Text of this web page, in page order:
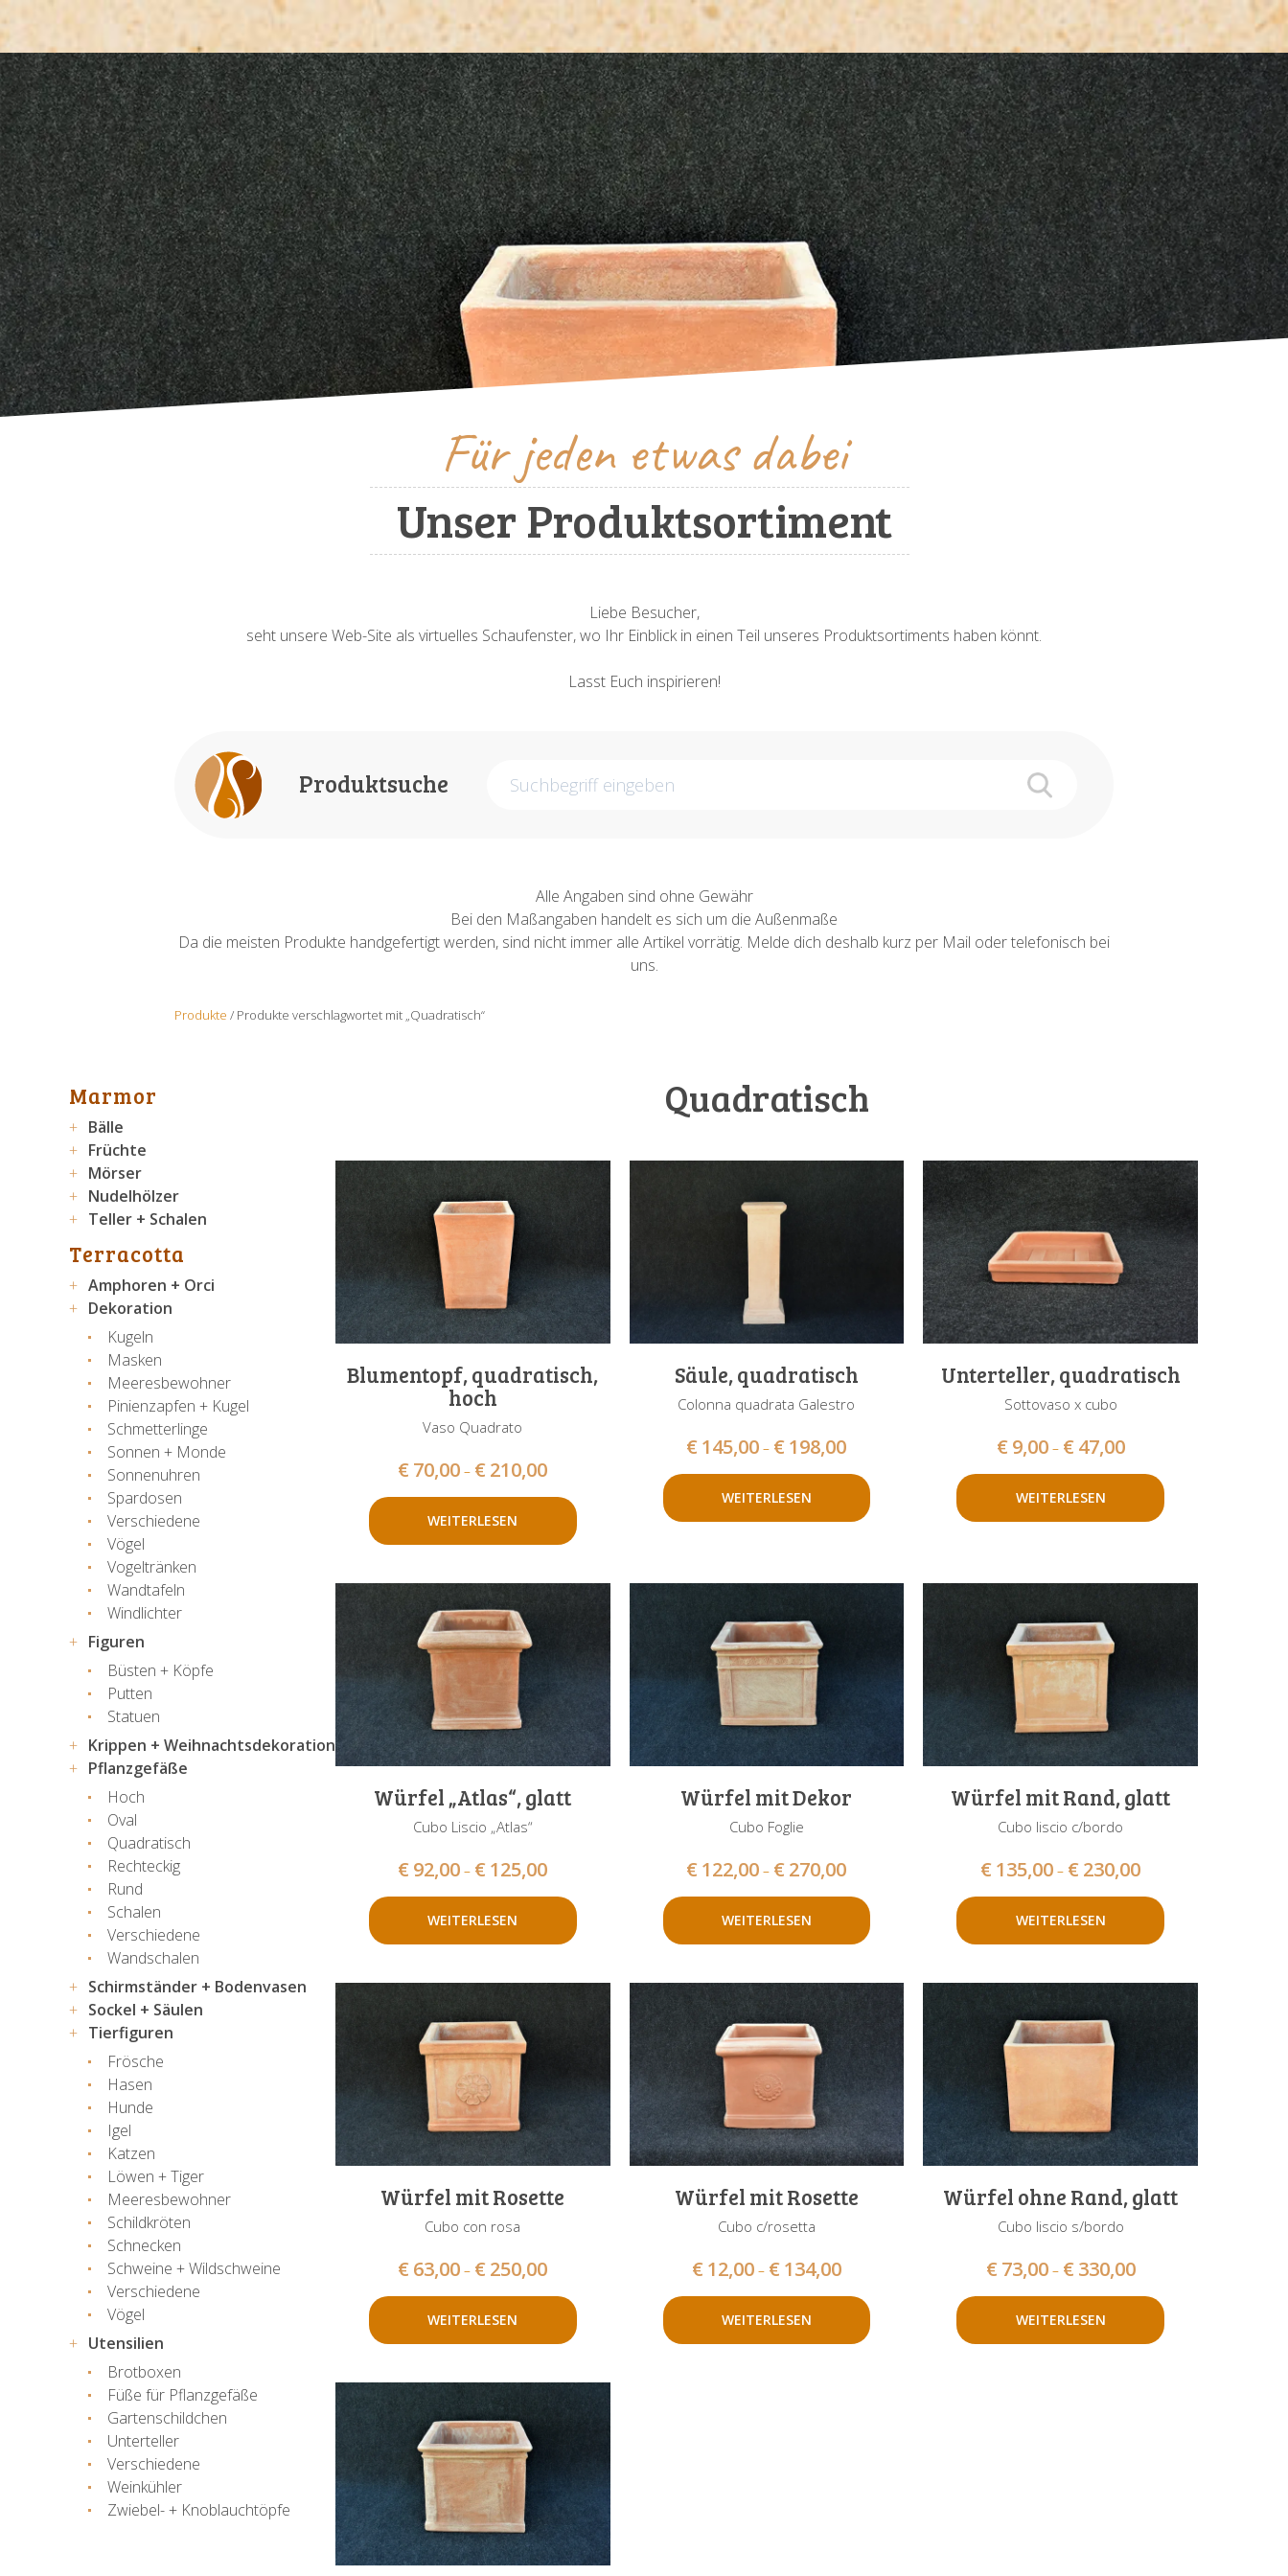
Für jeden etwas dabei
Unser Produktsortiment
Liebe Besucher,
seht unsere Web-Site als virtuelles Schaufenster, wo Ihr Einblick in einen Teil unseres Produktsortiments haben könnt.
Lasst Euch inspirieren!
Produktsuche
Alle Angaben sind ohne Gewähr
Bei den Maßangaben handelt es sich um die Außenmaße
Da die meisten Produkte handgefertigt werden, sind nicht immer alle Artikel vorrätig. Melde dich deshalb kurz per Mail oder telefonisch bei
uns.
Produkte / Produkte verschlagwortet mit „Quadratisch“
Marmor
Bälle
Früchte
Mörser
Nudelhölzer
Teller + Schalen
Terracotta
Amphoren + Orci
Dekoration
Kugeln
Masken
Meeresbewohner
Pinienzapfen + Kugel
Schmetterlinge
Sonnen + Monde
Sonnenuhren
Spardosen
Verschiedene
Vögel
Vogeltränken
Wandtafeln
Windlichter
Figuren
Büsten + Köpfe
Putten
Statuen
Krippen + Weihnachtsdekoration
Pflanzgefäße
Hoch
Oval
Quadratisch
Rechteckig
Rund
Schalen
Verschiedene
Wandschalen
Schirmständer + Bodenvasen
Sockel + Säulen
Tierfiguren
Frösche
Hasen
Hunde
Igel
Katzen
Löwen + Tiger
Meeresbewohner
Schildkröten
Schnecken
Schweine + Wildschweine
Verschiedene
Vögel
Utensilien
Brotboxen
Füße für Pflanzgefäße
Gartenschildchen
Unterteller
Verschiedene
Weinkühler
Zwiebel- + Knoblauchtöpfe
Quadratisch
Blumentopf, quadratisch,
hoch
Vaso Quadrato
€ 70,00 – € 210,00
WEITERLESEN
Säule, quadratisch
Colonna quadrata Galestro
€ 145,00 – € 198,00
WEITERLESEN
Unterteller, quadratisch
Sottovaso x cubo
€ 9,00– € 47,00
WEITERLESEN
Würfel „Atlas“, glatt
Cubo Liscio „Atlas“
€ 92,00 – € 125,00
WEITERLESEN
Würfel mit Dekor
Cubo Foglie
€ 122,00 – € 270,00
WEITERLESEN
Würfel mit Rand, glatt
Cubo liscio c/bordo
€ 135,00 – € 230,00
WEITERLESEN
Würfel mit Rosette
Cubo con rosa
€ 63,00 – € 250,00
WEITERLESEN
Würfel mit Rosette
Cubo c/rosetta
€ 12,00– € 134,00
WEITERLESEN
Würfel ohne Rand, glatt
Cubo liscio s/bordo
€ 73,00– € 330,00
WEITERLESEN